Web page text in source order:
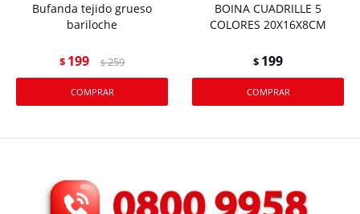
Bufanda tejido grueso
bariloche
$ 199 $ 259
BOINA CUADRILLE 5
COLORES 20X16X8CM
$ 199